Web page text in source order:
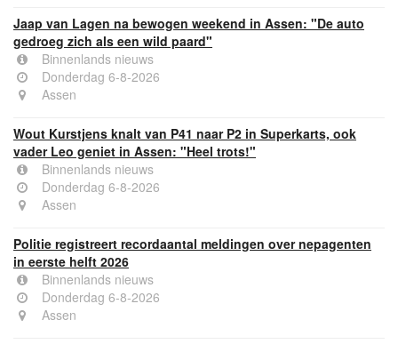
Jaap van Lagen na bewogen weekend in Assen: "De auto
gedroeg zich als een wild paard"
Binnenlands nieuws
Donderdag 6-8-2026
Assen
Wout Kurstjens knalt van P41 naar P2 in Superkarts, ook
vader Leo geniet in Assen: "Heel trots!"
Binnenlands nieuws
Donderdag 6-8-2026
Assen
Politie registreert recordaantal meldingen over nepagenten
in eerste helft 2026
Binnenlands nieuws
Donderdag 6-8-2026
Assen